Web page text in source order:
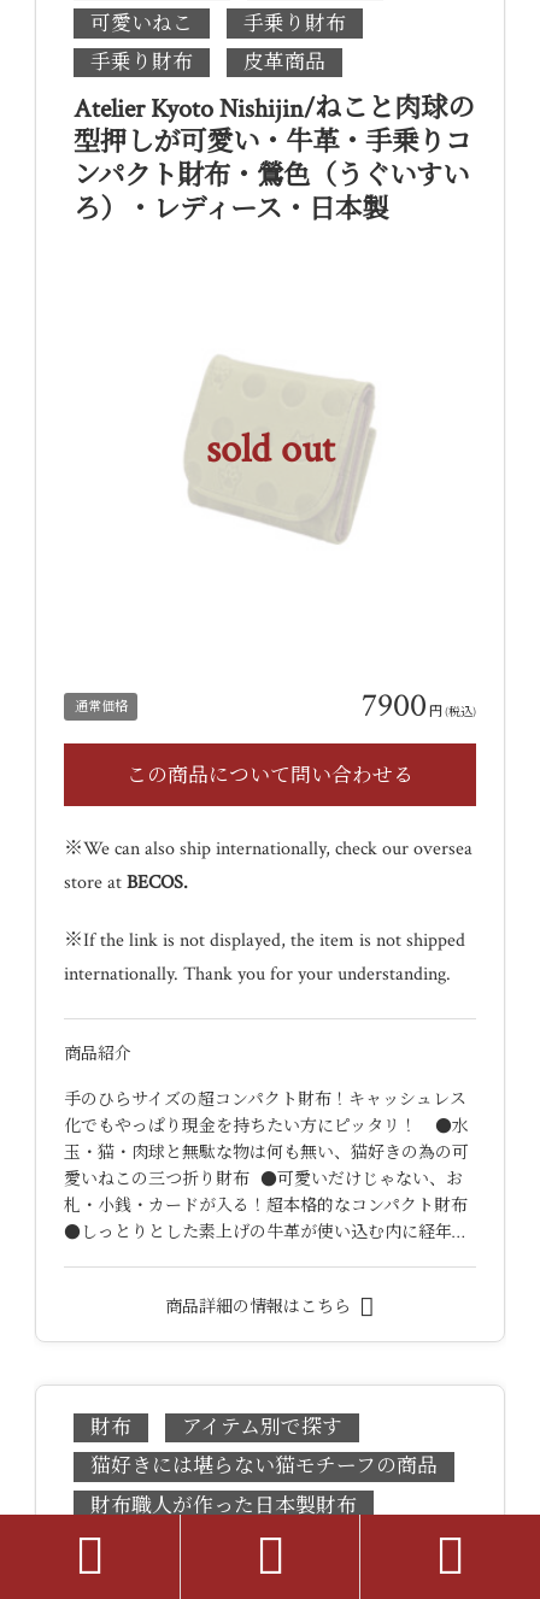
可愛いねこ
手乗り財布
手乗り財布
皮革商品
Atelier Kyoto Nishijin/ねこと肉球の
型押しが可愛い・牛革・手乗りコ
ンパクト財布・鶯色（うぐいすい
ろ）・レディース・日本製
sold out
通常価格 7900 円(税込)
※We can also ship internationally, check our oversea
store atBECOS.
※If the link is not displayed, the item is not shipped
internationally. Thank you for your understanding.
商品紹介
手のひらサイズの超コンパクト財布！キャッシュレス
化でもやっぱり現金を持ちたい方にピッタリ！ ●水
玉・猫・肉球と無駄な物は何も無い、猫好きの為の可
愛いねこの三つ折り財布 ●可愛いだけじゃない、お
札・小銭・カードが入る！超本格的なコンパクト財布
●しっとりとした素上げの牛革が使い込む内に経年…
商品詳細の情報はこちら
財布
アイテム別で探す
猫好きには堪らない猫モチーフの商品
財布職人が作った日本製財布
目的別で探す
皮革商品
  